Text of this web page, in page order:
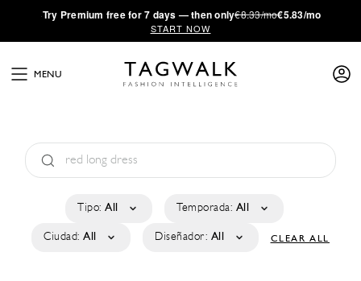
·Try Premium free for 7 days — then only€8.33/mo€5.83/mo
START NOW
MENU
Tipo: All Temporada: All
Ciudad: All Diseñador: All CLEAR ALL